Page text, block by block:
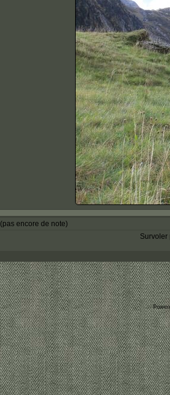
(pas encore de note)
Survoler